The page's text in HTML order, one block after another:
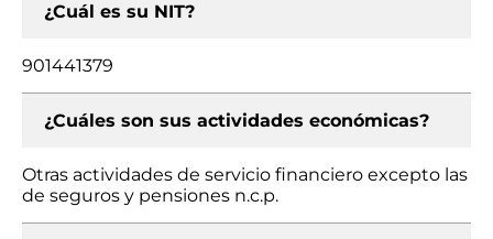
¿Cuál es su NIT?
901441379
¿Cuáles son sus actividades económicas?
Otras actividades de servicio financiero excepto las
de seguros y pensiones n.c.p.